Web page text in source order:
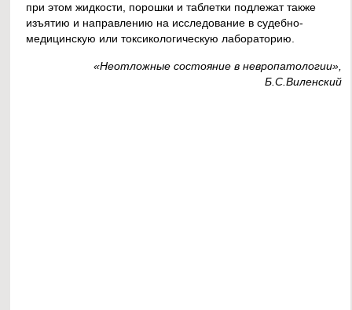
при этом жидкости, порошки и таблетки подлежат также
изъятию и направлению на исследование в судебно-
медицинскую или токсикологическую лабораторию.
«Неотложные состояние в невропатологии»,
Б.С.Виленский